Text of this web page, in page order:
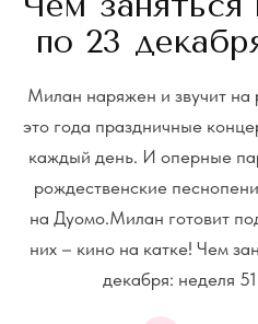
по 23
Милан наряжен и звучит на
это года праздничные
каждый день. И оперные
рождественские
на Дуомо.Милан готовит
них – кино на катке! Чем
декабря: неделя